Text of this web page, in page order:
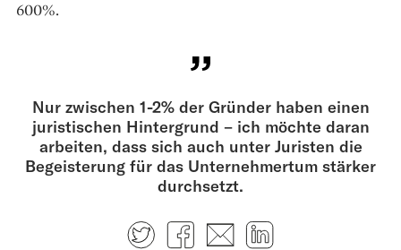
600%.
Nur zwischen 1-2% der Gründer haben einen
juristischen Hintergrund – ich möchte daran
arbeiten, dass sich auch unter Juristen die
Begeisterung für das Unternehmertum stärker
durchsetzt.
TwitterFacebook
E-mail